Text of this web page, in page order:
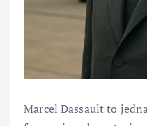
Marcel Dassault to